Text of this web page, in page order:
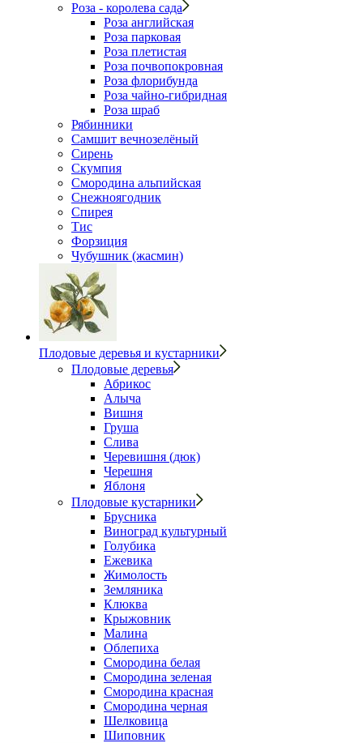
Роза - королева сада
Роза английская
Роза парковая
Роза плетистая
Роза почвопокровная
Роза флорибунда
Роза чайно-гибридная
Роза шраб
Рябинники
Самшит вечнозелёный
Сирень
Скумпия
Смородина альпийская
Снежноягодник
Спирея
Тис
Форзиция
Чубушник (жасмин)
Плодовые деревья и кустарники
Плодовые деревья
Абрикос
Алыча
Вишня
Груша
Слива
Черевишня (дюк)
Черешня
Яблоня
Плодовые кустарники
Брусника
Виноград культурный
Голубика
Ежевика
Жимолость
Земляника
Клюква
Крыжовник
Малина
Облепиха
Смородина белая
Смородина зеленая
Смородина красная
Смородина черная
Шелковица
Шиповник